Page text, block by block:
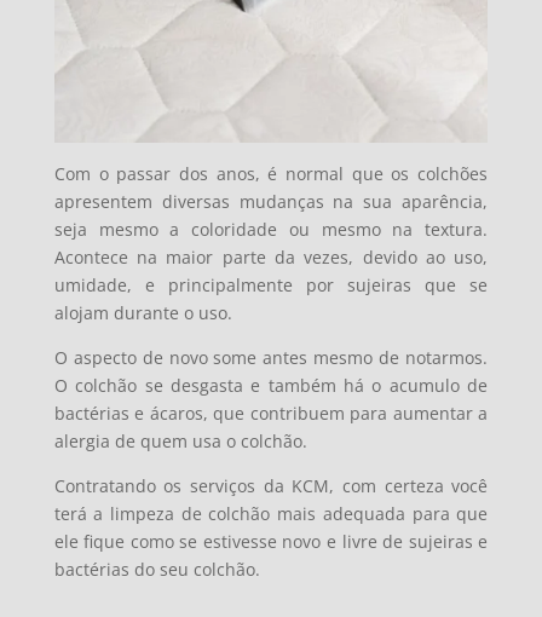
Com o passar dos anos, é normal que os colchões
apresentem diversas mudanças na sua aparência,
seja mesmo a coloridade ou mesmo na textura.
Acontece na maior parte da vezes, devido ao uso,
umidade, e principalmente por sujeiras que se
alojam durante o uso.
O aspecto de novo some antes mesmo de notarmos.
O colchão se desgasta e também há o acumulo de
bactérias e ácaros, que contribuem para aumentar a
alergia de quem usa o colchão.
Contratando os serviços da KCM, com certeza você
terá a limpeza de colchão mais adequada para que
ele fique como se estivesse novo e livre de sujeiras e
bactérias do seu colchão.